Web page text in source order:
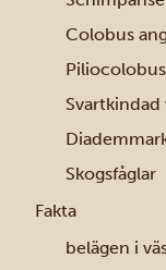
Colobus
Svartkindad
Skogsfåglar
Fakta
belägen i